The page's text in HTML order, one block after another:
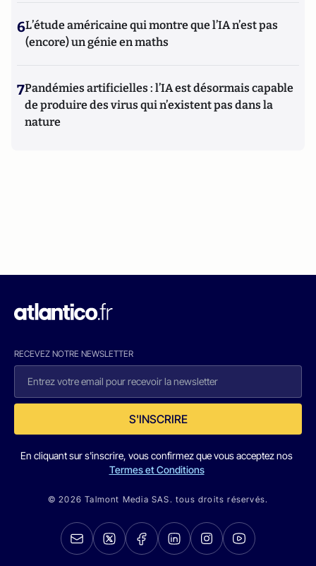
6L’étude américaine qui montre que l’IA n’est pas
(encore) un génie en maths
7Pandémies artificielles : l’IA est désormais capable
de produire des virus qui n’existent pas dans la
nature
RECEVEZ NOTRE NEWSLETTER
S'INSCRIRE
En cliquant sur s'inscrire, vous confirmez que vous acceptez nos
Termes et Conditions
© 2026 Talmont Media SAS. tous droits réservés.